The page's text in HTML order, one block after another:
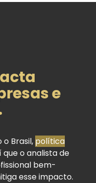
e
Brasil, política
que o analista de
bem-
esse impacto.